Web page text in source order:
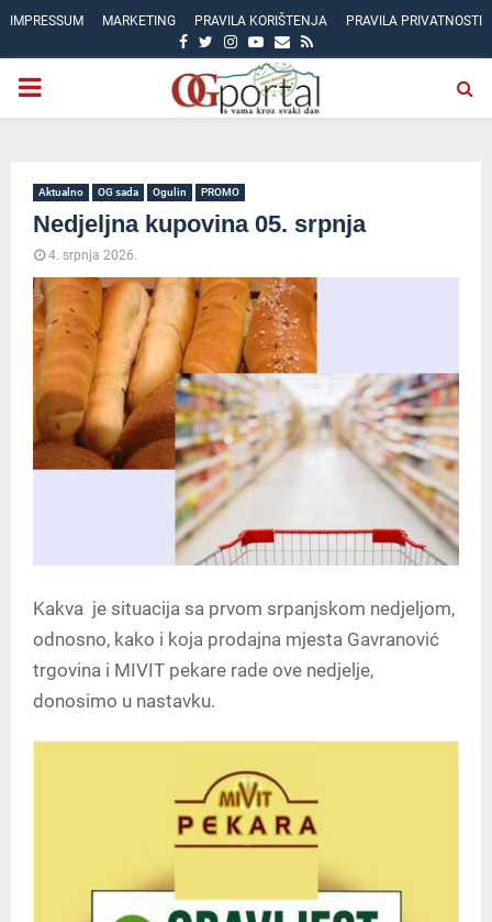
IMPRESSUM MARKETING PRAVILA KORIŠTENJA PRAVILA PRIVATNOSTI
FACEBOOK
TWITTER
INSTAGRAM
YOUTUBE
EMAIL
RSS
PRIMARY
Aktualno OG sada Ogulin PROMO
Nedjeljna kupovina 05. srpnja
4. srpnja 2026.
Kakva je situacija sa prvom srpanjskom nedjeljom,
odnosno, kako i koja prodajna mjesta Gavranović
trgovina i MIVIT pekare rade ove nedjelje,
donosimo u nastavku.